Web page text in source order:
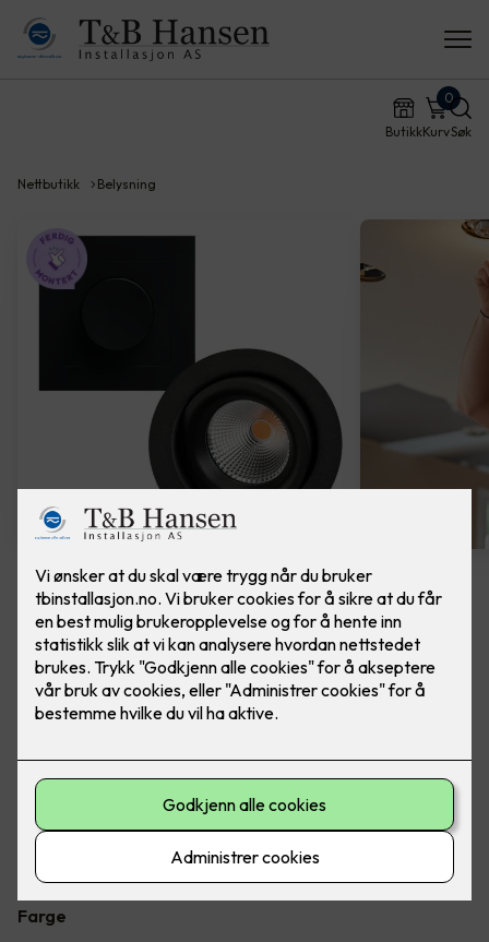
ButikkKurv
0
Søk
Nettbutikk Belysning
8 stk sorte LED downlights
rehab inkl. LED dimmer
Ferdig skiftet - Junistar ECO 2700 m/ LED
Flott LED downlight med 42 graders spredning og 30
graders vipp i to retninger til innendørs bruke, inkl. LED
dimmer. Inkludert montering.
Farge